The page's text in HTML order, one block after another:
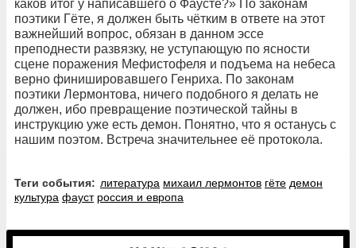
каков итог у написавшего о Фаусте?» По законам
поэтики Гёте, я должен быть чётким в ответе на этот
важнейший вопрос, обязан в данном эссе
преподнести развязку, не уступающую по ясности
сцене поражения Мефистофеля и подъема на небеса
верно финишировавшего Генриха. По законам
поэтики Лермонтова, ничего подобного я делать не
должен, ибо превращение поэтической тайны в
инструкцию уже есть демон. Понятно, что я останусь с
нашим поэтом. Встреча значительнее её протокола.
Теги события: литература михаил лермонтов гёте демон
культура фауст россия и европа